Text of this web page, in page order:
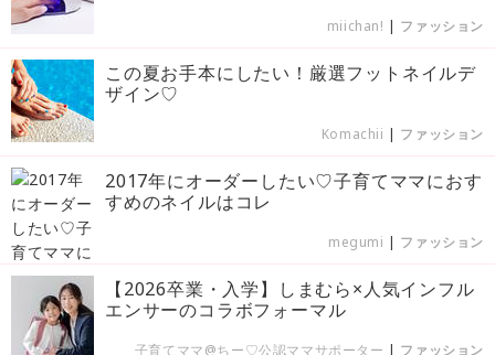
miichan! | ファッション
この夏お手本にしたい！厳選フットネイルデ
ザイン♡
Komachii | ファッション
2017年にオーダーしたい♡子育てママにおす
すめのネイルはコレ
megumi | ファッション
【2026卒業・入学】しまむら×人気インフル
エンサーのコラボフォーマル
子育てママ@ちー♡公認ママサポーター | ファッション